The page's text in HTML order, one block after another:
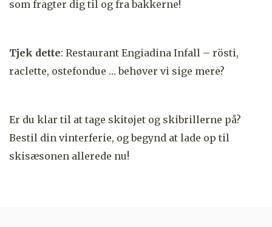
som fragter dig til og fra bakkerne!
Tjek dette: Restaurant Engiadina Infall – rösti,
raclette, ostefondue … behøver vi sige mere?
Er du klar til at tage skitøjet og skibrillerne på?
Bestil din vinterferie, og begynd at lade op til
skisæsonen allerede nu!